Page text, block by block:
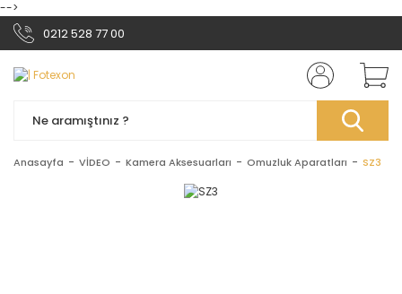
-->
0212 528 77 00
Anasayfa VİDEO Kamera Aksesuarları Omuzluk Aparatları SZ3